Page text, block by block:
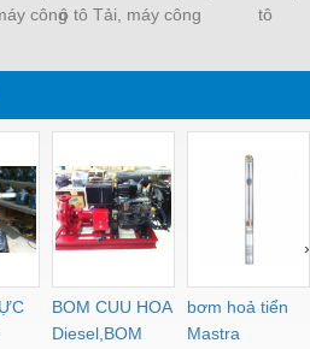
côngô tô Tải, máy công
tô
BOM CUU HOA
Diesel,BOM
bơm hoả tiển
Mastra
›